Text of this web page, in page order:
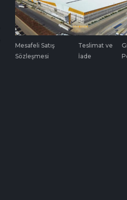
Mesafeli Satış
Sözleşmesi
Teslimat ve
İade